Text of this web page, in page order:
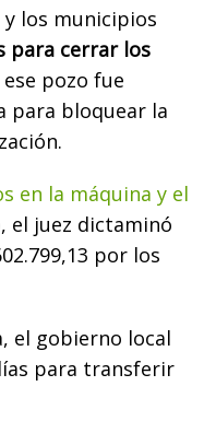
los municipios
para cerrar los
pozo fue
para bloquear la
en la máquina y el
el juez dictaminó
por los
el gobierno local
para transferir